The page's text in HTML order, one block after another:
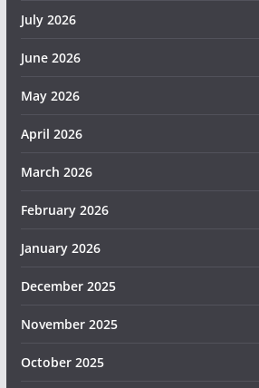
July 2026
June 2026
May 2026
April 2026
March 2026
February 2026
January 2026
December 2025
November 2025
October 2025